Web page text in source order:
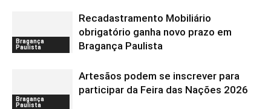
Bragança
Paulista
Recadastramento Mobiliário
obrigatório ganha novo prazo em
Bragança Paulista
Bragança
Paulista
Artesãos podem se inscrever para
participar da Feira das Nações 2026